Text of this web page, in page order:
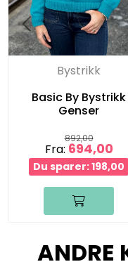
Bystrikk
Basic By Bystrikk
Genser
892,00
Fra: 694,00
Du sparer: 198,00
ANDRE